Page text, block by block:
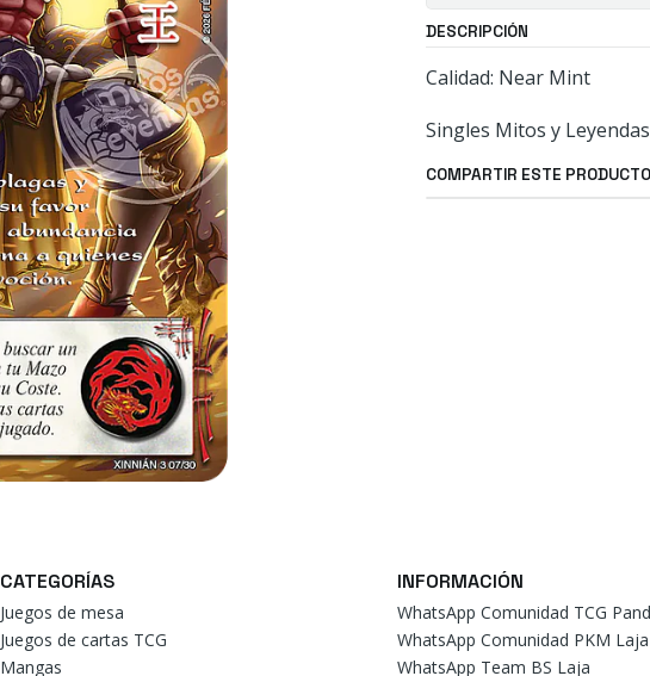
DESCRIPCIÓN
Calidad: Near Mint
Singles Mitos y Leyendas
COMPARTIR ESTE PRODUCTO
CATEGORÍAS
Juegos de mesa
Juegos de cartas TCG
Mangas
INFORMACIÓN
WhatsApp Comunidad TCG
WhatsApp Comunidad PKM Laja
WhatsApp Team BS Laja